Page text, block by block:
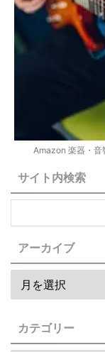
Amazon 楽器・音
サイト内検索
アーカイブ
カテゴリー